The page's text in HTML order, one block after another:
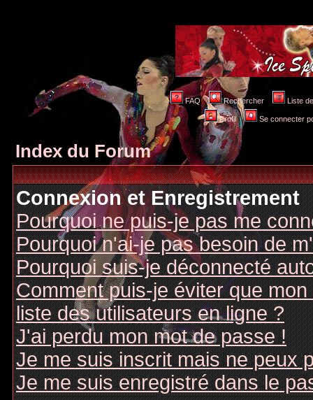
FAQ Rechercher Liste
Profil Se connecter
Index du Forum
Connexion et Enregistrement
Pourquoi ne puis-je pas me
Pourquoi n'ai-je pas besoin de
Pourquoi suis-je déconnecté
Comment puis-je éviter que
liste des utilisateurs en ligne ?
J'ai perdu mon mot de passe !
Je me suis inscrit mais ne peux
Je me suis enregistré dans le